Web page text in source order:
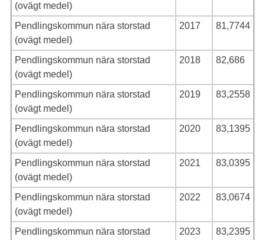
(ovägt medel)
Pendlingskommun nära storstad
(ovägt medel)
2017 81,7744
Pendlingskommun nära storstad
(ovägt medel)
2018 82,686
Pendlingskommun nära storstad
(ovägt medel)
2019 83,2558
Pendlingskommun nära storstad
(ovägt medel)
2020 83,1395
Pendlingskommun nära storstad
(ovägt medel)
2021 83,0395
Pendlingskommun nära storstad
(ovägt medel)
2022 83,0674
Pendlingskommun nära storstad
2023 83,2395